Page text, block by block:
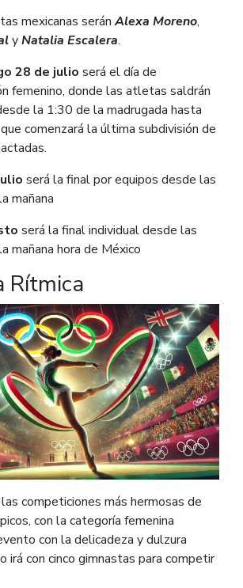
mexicanas seránAlexa Moreno,
yNatalia Escalera.
28 de julio será el día de
femenino, donde las atletas saldrán
la 1:30 de la madrugada hasta
comenzará la última subdivisión de
será la final por equipos desde las
mañana
será la final individual desde las
mañana hora de México
Rítmica
competiciones más hermosas de
con la categoría femenina
con la delicadeza y dulzura
irá con cinco gimnastas para competir